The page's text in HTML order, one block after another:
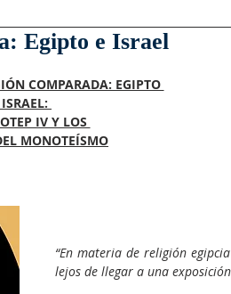
Egipto e Israel
COMPARADA: EGIPTO
ISRAEL:
IV Y LOS
MONOTEÍSMO
“En materia de religión
lejos de llegar a una